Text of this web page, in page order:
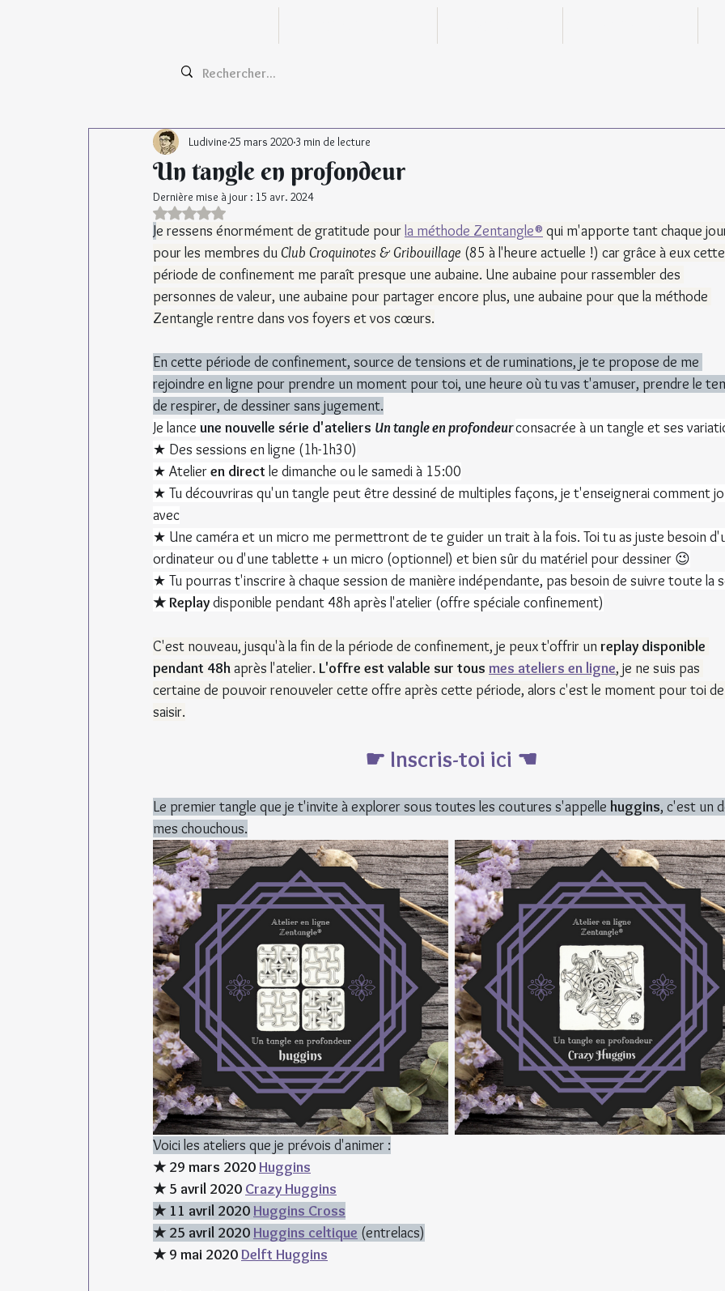
Un tangle en profondeur
Ludivine 25 mars 2020 3 min de lecture
Dernière mise à jour : 15 avr. 2024
Noté NaN étoiles sur 5.
Je ressens énormément de gratitude pour la méthode Zentangle® qui m'apporte tant chaque
pour les membres du Club Croquinotes & Gribouillage (85 à l'heure actuelle !) car grâce à eux
période de confinement me paraît presque une aubaine. Une aubaine pour rassembler des
personnes de valeur, une aubaine pour partager encore plus, une aubaine pour que la méthode
Zentangle rentre dans vos foyers et vos cœurs.
En cette période de confinement, source de tensions et de ruminations, je te propose de me
rejoindre en ligne pour prendre un moment pour toi, une heure où tu vas t'amuser, prendre le
de respirer, de dessiner sans jugement.
Je lance une nouvelle série d'ateliers Un tangle en profondeur consacrée à un tangle et ses
★ Des sessions en ligne (1h-1h30)
★ Atelier en direct le dimanche ou le samedi à 15:00
★ Tu découvriras qu'un tangle peut être dessiné de multiples façons, je t'enseignerai comment
avec
★ Une caméra et un micro me permettront de te guider un trait à la fois. Toi tu as juste besoin
ordinateur ou d'une tablette + un micro (optionnel) et bien sûr du matériel pour dessiner 😉
★ Tu pourras t'inscrire à chaque session de manière indépendante, pas besoin de suivre toute la
★ Replay disponible pendant 48h après l'atelier (offre spéciale confinement)
C'est nouveau, jusqu'à la fin de la période de confinement, je peux t'offrir un replay disponible
pendant 48h après l'atelier. L'offre est valable sur tous mes ateliers en ligne, je ne suis pas
certaine de pouvoir renouveler cette offre après cette période, alors c'est le moment pour toi
saisir.
☛ Inscris-toi ici ☚
Le premier tangle que je t'invite à explorer sous toutes les coutures s'appelle huggins, c'est un
mes chouchous.
Voici les ateliers que je prévois d'animer :
★ 29 mars 2020 Huggins
★ 5 avril 2020 Crazy Huggins
★ 11 avril 2020 Huggins Cross
★ 25 avril 2020 Huggins celtique (entrelacs)
★ 9 mai 2020 Delft Huggins
© Tous